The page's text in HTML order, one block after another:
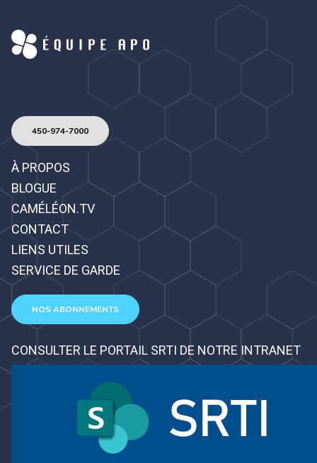
450-974-7000
À PROPOS
BLOGUE
CAMÉLÉON.TV
CONTACT
LIENS UTILES
SERVICE DE GARDE
NOS ABONNEMENTS
CONSULTER LE PORTAIL SRTI DE NOTRE INTRANET